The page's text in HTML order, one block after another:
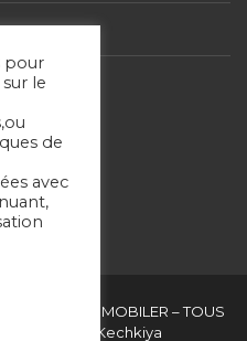
IMMOBILER – TOUS
réalisé par Kechkiya
pour
le
de
avec